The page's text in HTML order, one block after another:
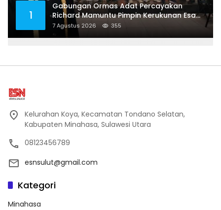
1
Gabungan Ormas Adat Percayakan
Richard Mamuntu Pimpin Kerukunan Esa
Keter Kota Bitung
7 Agustus 2026 355
Kelurahan Koya, Kecamatan Tondano Selatan,
Kabupaten Minahasa, Sulawesi Utara
08123456789
esnsulut@gmail.com
Kategori
Minahasa